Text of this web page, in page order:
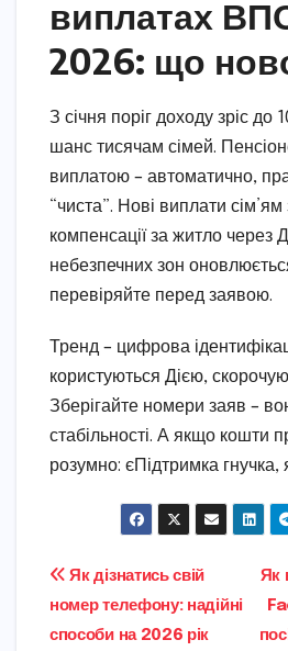
виплатах
2026: що
З січня поріг доходу зріс до
шанс тисячам сімей.
виплатою – автоматично,
“чиста”. Нові виплати сім’ям
компенсації за житло через
небезпечних зон
перевіряйте перед заявою.
Тренд – цифрова
користуються Дією,
Зберігайте номери заяв –
стабільності. А якщо кошти
розумно: єПідтримка гнучка,
Навігація
записів
Як
Як дізнатись свій
номер телефону: надійні
способи на 2026 рік